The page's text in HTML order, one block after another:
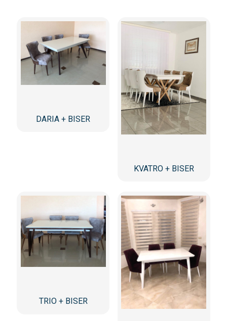
DARIA + BISER
KVATRO + BISER
TRIO + BISER